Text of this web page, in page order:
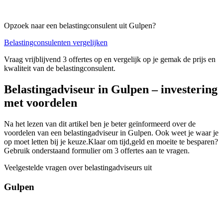
Opzoek naar een belastingconsulent uit Gulpen?
Belastingconsulenten vergelijken
Vraag vrijblijvend 3 offertes op en vergelijk op je gemak de prijs en
kwaliteit van de belastingconsulent.
Belastingadviseur in Gulpen – investering
met voordelen
Na het lezen van dit artikel ben je beter geïnformeerd over de
voordelen van een belastingadviseur in Gulpen. Ook weet je waar je
op moet letten bij je keuze.Klaar om tijd,geld en moeite te besparen?
Gebruik onderstaand formulier om 3 offertes aan te vragen.
Veelgestelde vragen over belastingadviseurs uit
Gulpen